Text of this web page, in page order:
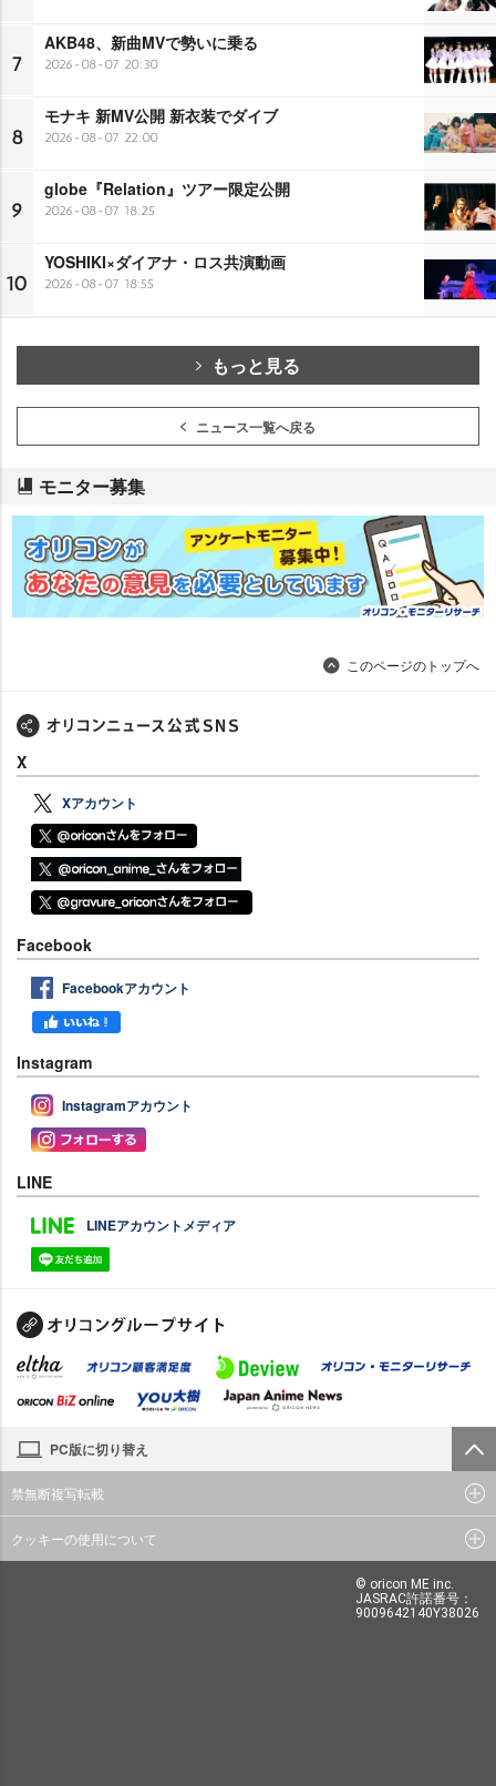
7
AKB48、新曲MVで勢いに乗る
2026-08-07 20:30
8
モナキ 新MV公開 新衣装でダイブ
2026-08-07 22:00
9
globe『Relation』ツアー限定公開
2026-08-07 18:25
10
YOSHIKI×ダイアナ・ロス共演動画
2026-08-07 18:55
もっと見る
ニュース一覧へ戻る
モニター募集
このページのトップへ
X
Xアカウント
Facebook
Facebookアカウント
Instagram
Instagramアカウント
LINE
LINEアカウントメディア
PC版に切り替え
禁無断複写転載
クッキーの使用について
© oricon ME inc.
JASRAC許諾番号：
9009642140Y38026